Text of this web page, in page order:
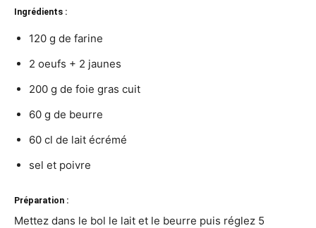
Ingrédients :
120 g de farine
2 oeufs + 2 jaunes
200 g de foie gras cuit
60 g de beurre
60 cl de lait écrémé
sel et poivre
Préparation :
Mettez dans le bol le lait et le beurre puis réglez 5